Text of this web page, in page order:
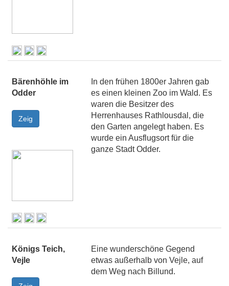
Bärenhöhle im
Odder
In den frühen 1800er Jahren gab
es einen kleinen Zoo im Wald. Es
waren die Besitzer des
Herrenhauses Rathlousdal, die
den Garten angelegt haben. Es
wurde ein Ausflugsort für die
ganze Stadt Odder.
Königs Teich,
Vejle
Eine wunderschöne Gegend
etwas außerhalb von Vejle, auf
dem Weg nach Billund.